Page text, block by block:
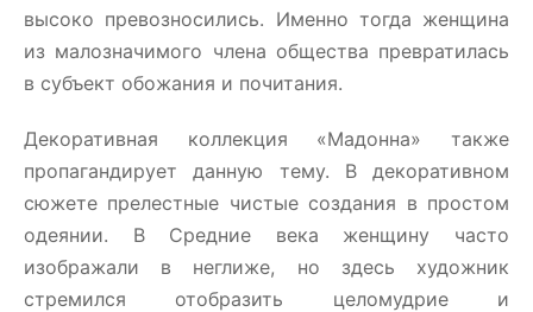
высоко превозносились. Именно тогда женщина
из малозначимого члена общества превратилась
в субъект обожания и почитания.
Декоративная коллекция «Мадонна» также
пропагандирует данную тему. В декоративном
сюжете прелестные чистые создания в простом
одеянии. В Средние века женщину часто
изображали в неглиже, но здесь художник
стремился отобразить целомудрие и